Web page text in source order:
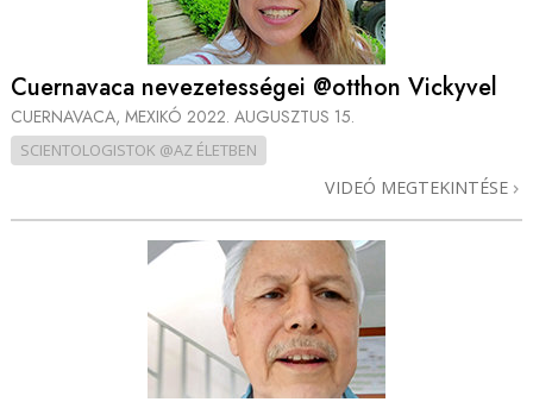
Cuernavaca nevezetességei @otthon Vickyvel
CUERNAVACA, MEXIKÓ 2022. AUGUSZTUS 15.
SCIENTOLOGISTOK @AZ ÉLETBEN
VIDEÓ MEGTEKINTÉSE